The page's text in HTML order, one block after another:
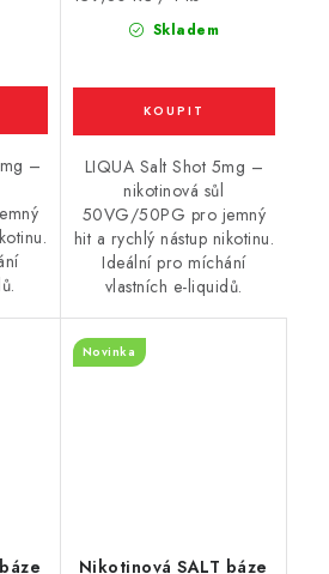
–
Skladem
LIQUA Salt Shot 5mg –
nikotinová sůl
50VG/50PG pro jemný
hit a rychlý nástup nikotinu.
Ideální pro míchání
vlastních e-liquidů.
Nikotinová SALT báze
Novinka